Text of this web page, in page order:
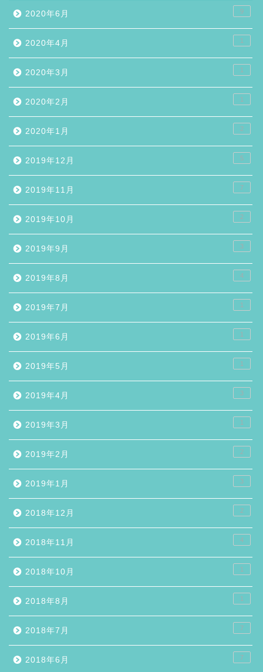
2020年6月 9
2020年4月 1
2020年3月 1
2020年2月 1
2020年1月 2
2019年12月 5
2019年11月 7
2019年10月 2
2019年9月 3
2019年8月 4
2019年7月 1
2019年6月 1
2019年5月 1
2019年4月 3
2019年3月 1
2019年2月 2
2019年1月 3
2018年12月 2
2018年11月 4
2018年10月 1
2018年8月 1
2018年7月 7
2018年6月 7